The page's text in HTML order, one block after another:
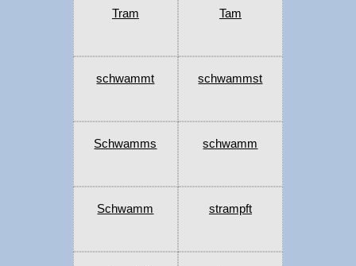
Tram Tam
schwammt schwammst
Schwamms schwamm
Schwamm strampft